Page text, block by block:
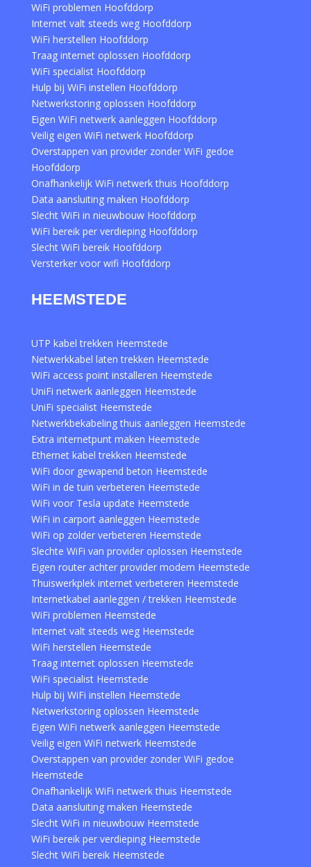
WiFi problemen Hoofddorp
Internet valt steeds weg Hoofddorp
WiFi herstellen Hoofddorp
Traag internet oplossen Hoofddorp
WiFi specialist Hoofddorp
Hulp bij WiFi instellen Hoofddorp
Netwerkstoring oplossen Hoofddorp
Eigen WiFi netwerk aanleggen Hoofddorp
Veilig eigen WiFi netwerk Hoofddorp
Overstappen van provider zonder WiFi gedoe
Hoofddorp
Onafhankelijk WiFi netwerk thuis Hoofddorp
Data aansluiting maken Hoofddorp
Slecht WiFi in nieuwbouw Hoofddorp
WiFi bereik per verdieping Hoofddorp
Slecht WiFi bereik Hoofddorp
Versterker voor wifi Hoofddorp
HEEMSTEDE
UTP kabel trekken Heemstede
Netwerkkabel laten trekken Heemstede
WiFi access point installeren Heemstede
UniFi netwerk aanleggen Heemstede
UniFi specialist Heemstede
Netwerkbekabeling thuis aanleggen Heemstede
Extra internetpunt maken Heemstede
Ethernet kabel trekken Heemstede
WiFi door gewapend beton Heemstede
WiFi in de tuin verbeteren Heemstede
WiFi voor Tesla update Heemstede
WiFi in carport aanleggen Heemstede
WiFi op zolder verbeteren Heemstede
Slechte WiFi van provider oplossen Heemstede
Eigen router achter provider modem Heemstede
Thuiswerkplek internet verbeteren Heemstede
Internetkabel aanleggen / trekken Heemstede
WiFi problemen Heemstede
Internet valt steeds weg Heemstede
WiFi herstellen Heemstede
Traag internet oplossen Heemstede
WiFi specialist Heemstede
Hulp bij WiFi instellen Heemstede
Netwerkstoring oplossen Heemstede
Eigen WiFi netwerk aanleggen Heemstede
Veilig eigen WiFi netwerk Heemstede
Overstappen van provider zonder WiFi gedoe
Heemstede
Onafhankelijk WiFi netwerk thuis Heemstede
Data aansluiting maken Heemstede
Slecht WiFi in nieuwbouw Heemstede
WiFi bereik per verdieping Heemstede
Slecht WiFi bereik Heemstede